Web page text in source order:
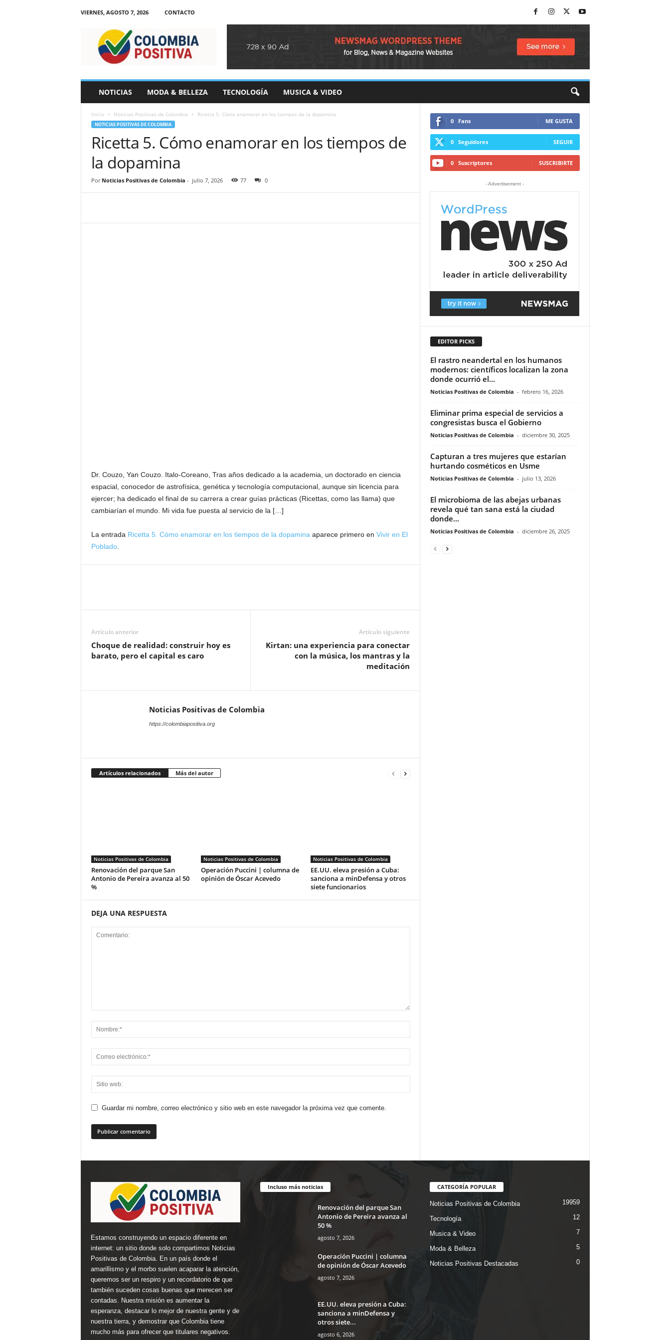
VIERNES, AGOSTO 7, 2026
CONTACTO
i
NOTICIAS MODA & BELLEZA TECNOLOGÍA MUSICA & VIDEO
Inicio Noticias Positivas de Colombia Ricetta 5. Cómo enamorar en los tiempos de la dopamina
NOTICIAS POSITIVAS DE COLOMBIA
Ricetta 5. Cómo enamorar en los tiempos de
la dopamina
Por Noticias Positivas de Colombia - julio 7, 2026 77 0
Dr. Couzo, Yan Couzo. Italo-Coreano, Tras años dedicado a la academia, un doctorado en ciencia
espacial, conocedor de astrofísica, genética y tecnología computacional, aunque sin licencia para
ejercer; ha dedicado el final de su carrera a crear guías prácticas (Ricettas, como las llama) que
cambiarían el mundo. Mi vida fue puesta al servicio de la […]
La entrada Ricetta 5. Cómo enamorar en los tiempos de la dopamina aparece primero en Vivir en El
Poblado.
Artículo anterior
Choque de realidad: construir hoy es
barato, pero el capital es caro
Artículo siguiente
Kirtan: una experiencia para conectar
con la música, los mantras y la
meditación
Noticias Positivas de Colombia
https://colombiapositiva.org
Artículos relacionados Más del autor
Noticias Positivas de Colombia
Renovación del parque San
Antonio de Pereira avanza al 50
%
Noticias Positivas de Colombia
Operación Puccini | columna de
opinión de Óscar Acevedo
Noticias Positivas de Colombia
EE.UU. eleva presión a Cuba:
sanciona a minDefensa y otros
siete funcionarios
DEJA UNA RESPUESTA
Guardar mi nombre, correo electrónico y sitio web en este navegador la próxima vez que comente.
0 Fans ME GUSTA
0 Seguidores SEGUIR
0 Suscriptores SUSCRIBIRTE
- Advertisement -
EDITOR PICKS
El rastro neandertal en los humanos
modernos: científicos localizan la zona
donde ocurrió el...
Noticias Positivas de Colombia - febrero 16, 2026
Eliminar prima especial de servicios a
congresistas busca el Gobierno
Noticias Positivas de Colombia - diciembre 30, 2025
Capturan a tres mujeres que estarían
hurtando cosméticos en Usme
Noticias Positivas de Colombia - julio 13, 2026
El microbioma de las abejas urbanas
revela qué tan sana está la ciudad
donde...
Noticias Positivas de Colombia - diciembre 26, 2025
Estamos construyendo un espacio diferente en
internet: un sitio donde solo compartimos Noticias
Positivas de Colombia. En un país donde el
amarillismo y el morbo suelen acaparar la atención,
queremos ser un respiro y un recordatorio de que
también suceden cosas buenas que merecen ser
contadas. Nuestra misión es aumentar la
esperanza, destacar lo mejor de nuestra gente y de
nuestra tierra, y demostrar que Colombia tiene
mucho más para ofrecer que titulares negativos.
Incluso más noticias
Renovación del parque San
Antonio de Pereira avanza al
50 %
agosto 7, 2026
Operación Puccini | columna
de opinión de Óscar Acevedo
agosto 7, 2026
EE.UU. eleva presión a Cuba:
sanciona a minDefensa y
otros siete...
agosto 6, 2026
CATEGORÍA POPULAR
Noticias Positivas de Colombia 19959
Tecnología 12
Musica & Video 7
Moda & Belleza 5
Noticias Positivas Destacadas 0